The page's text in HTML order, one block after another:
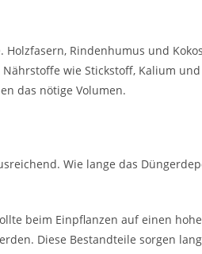
Rindenhumus und
wie Stickstoff, Kalium
das nötige Volumen.
Wie lange das
beim Einpflanzen auf einen
Diese Bestandteile sorgen